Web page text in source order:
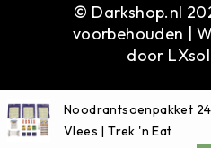
© Darkshop.nl
voorbehouden |
door
Noodrantsoenpakket
Vlees | Trek 'n Eat